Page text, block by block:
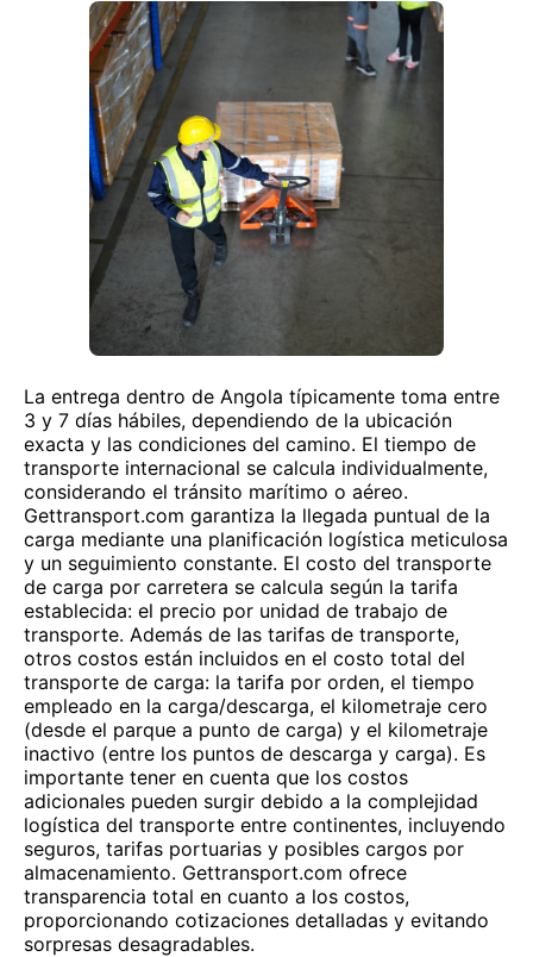
La entrega dentro de Angola típicamente toma entre
3 y 7 días hábiles, dependiendo de la ubicación
exacta y las condiciones del camino. El tiempo de
transporte internacional se calcula individualmente,
considerando el tránsito marítimo o aéreo.
Gettransport.com garantiza la llegada puntual de la
carga mediante una planificación logística meticulosa
y un seguimiento constante. El costo del transporte
de carga por carretera se calcula según la tarifa
establecida: el precio por unidad de trabajo de
transporte. Además de las tarifas de transporte,
otros costos están incluidos en el costo total del
transporte de carga: la tarifa por orden, el tiempo
empleado en la carga/descarga, el kilometraje cero
(desde el parque a punto de carga) y el kilometraje
inactivo (entre los puntos de descarga y carga). Es
importante tener en cuenta que los costos
adicionales pueden surgir debido a la complejidad
logística del transporte entre continentes, incluyendo
seguros, tarifas portuarias y posibles cargos por
almacenamiento. Gettransport.com ofrece
transparencia total en cuanto a los costos,
proporcionando cotizaciones detalladas y evitando
sorpresas desagradables.